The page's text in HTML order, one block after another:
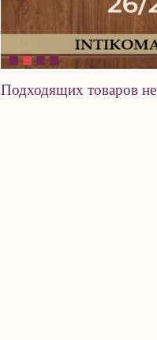
Подходящих товаров